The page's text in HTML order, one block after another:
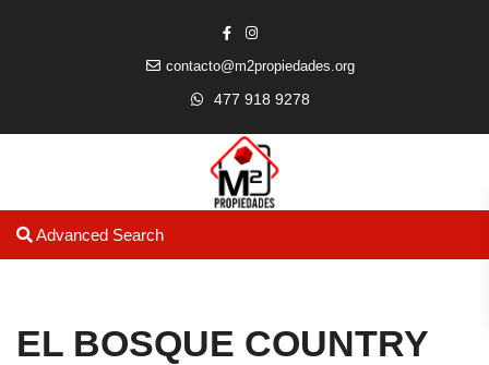
contacto@m2propiedades.org
477 918 9278
Advanced Search
EL BOSQUE COUNTRY